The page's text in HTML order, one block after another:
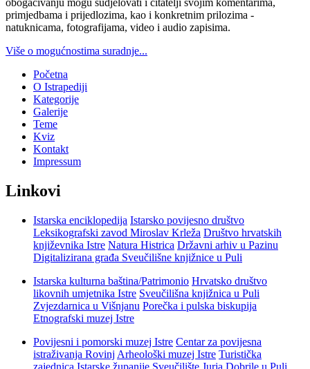
obogaćivanju mogu sudjelovati i čitatelji svojim komentarima,
primjedbama i prijedlozima, kao i konkretnim prilozima -
natuknicama, fotografijama, video i audio zapisima.
Više o mogućnostima suradnje...
Početna
O Istrapediji
Kategorije
Galerije
Teme
Kviz
Kontakt
Impressum
Linkovi
Istarska enciklopedija Istarsko povijesno društvo
Leksikografski zavod Miroslav Krleža Društvo hrvatskih
književnika Istre Natura Histrica Državni arhiv u Pazinu
Digitalizirana građa Sveučilišne knjižnice u Puli
Istarska kulturna baština/Patrimonio Hrvatsko društvo
likovnih umjetnika Istre Sveučilišna knjižnica u Puli
Zvjezdarnica u Višnjanu Porečka i pulska biskupija
Etnografski muzej Istre
Povijesni i pomorski muzej Istre Centar za povijesna
istraživanja Rovinj Arheološki muzej Istre Turistička